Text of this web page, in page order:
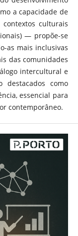
a capacidade de
culturais
— propõe-se
as mais inclusivas
das comunidades
intercultural e
destacados como
essencial para
contemporâneo.